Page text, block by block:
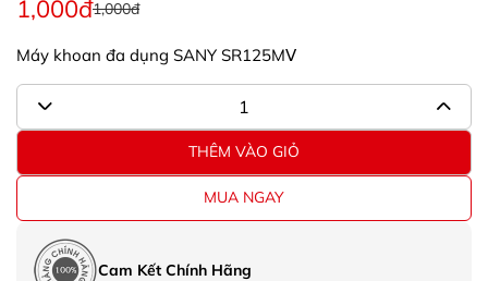
1,000đ1,000đ
Máy khoan đa dụng SANY SR125MⅤ
THÊM VÀO GIỎ
MUA NGAY
Cam Kết Chính Hãng